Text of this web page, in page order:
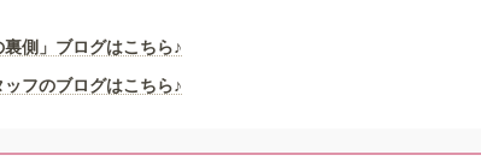
側」 ブログはこちら♪
フのブログはこちら♪